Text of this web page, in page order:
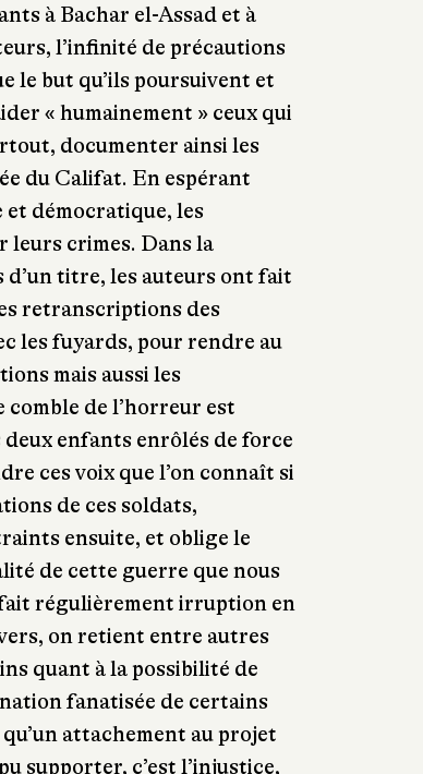
à Bachar el-Assad et à
l’infinité de précautions
le but qu’ils poursuivent et
« humainement » ceux qui
documenter ainsi les
du Califat. En espérant
et démocratique, les
leurs crimes. Dans la
d’un titre, les auteurs ont fait
retranscriptions des
les fuyards, pour rendre au
mais aussi les
de l’horreur est
enfants enrôlés de force
ces voix que l’on connaît si
de ces soldats,
ensuite, et oblige le
de cette guerre que nous
régulièrement irruption en
on retient entre autres
quant à la possibilité de
fanatisée de certains
attachement au projet
supporter, c’est l’injustice,